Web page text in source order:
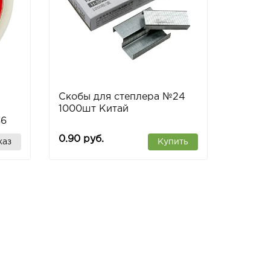
Скобы для степлера №24
1000шт Китай
0.90 руб. Купить